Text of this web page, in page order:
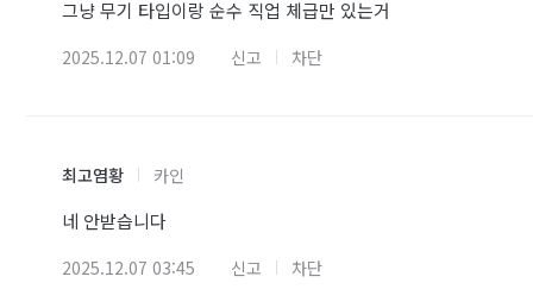
그냥 무기 타입이랑 순수 직업 체급만 있는거
2025.12.07 01:09 신고 차단
최고염황 카인
네 안받습니다
2025.12.07 03:45 신고 차단